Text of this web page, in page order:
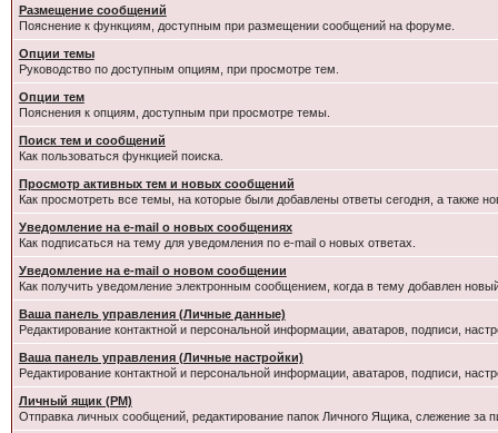
Размещение сообщений
Пояснение к функциям, доступным при размещении сообщений на форуме.
Опции темы
Руководство по доступным опциям, при просмотре тем.
Опции тем
Пояснения к опциям, доступным при просмотре темы.
Поиск тем и сообщений
Как пользоваться функцией поиска.
Просмотр активных тем и новых сообщений
Как просмотреть все темы, на которые были добавлены ответы сегодня, а также
Уведомление на e-mail о новых сообщениях
Как подписаться на тему для уведомления по e-mail о новых ответах.
Уведомление на е-mail о новом сообщении
Как получить уведомление электронным сообщением, когда в тему добавлен
Ваша панель управления (Личные данные)
Редактирование контактной и персональной информации, аватаров, подписи,
Ваша панель управления (Личные настройки)
Редактирование контактной и персональной информации, аватаров, подписи,
Личный ящик (PM)
Отправка личных сообщений, редактирование папок Личного Ящика, слежение за